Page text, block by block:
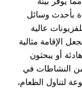
بأحدث وسائل
عالية
الإقامة مثالية
أو يبحثون
النشاطات في
لتناول الطعام،